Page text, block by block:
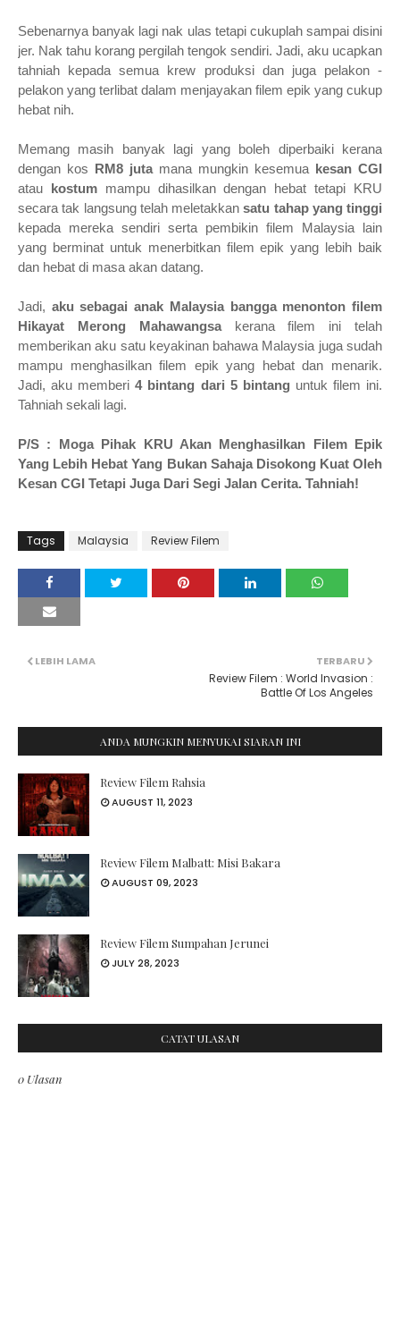
Sebenarnya banyak lagi nak ulas tetapi cukuplah sampai disini
jer. Nak tahu korang pergilah tengok sendiri. Jadi, aku ucapkan
tahniah kepada semua krew produksi dan juga pelakon -
pelakon yang terlibat dalam menjayakan filem epik yang cukup
hebat nih.
Memang masih banyak lagi yang boleh diperbaiki kerana
dengan kos RM8 juta mana mungkin kesemua kesan CGI
atau kostummampu dihasilkan dengan hebat tetapi KRU
secara tak langsung telah meletakkansatu tahap yang tinggi
kepada mereka sendiri serta pembikin filem Malaysia lain
yang berminat untuk menerbitkan filem epik yang lebih baik
dan hebat di masa akan datang.
Jadi, aku sebagai anak Malaysia bangga menonton filem
Hikayat Merong Mahawangsa kerana filem ini telah
memberikan aku satu keyakinan bahawa Malaysia juga sudah
mampu menghasilkan filem epik yang hebat dan menarik.
Jadi, aku memberi4 bintang dari 5 bintang untuk filem ini.
Tahniah sekali lagi.
P/S : Moga Pihak KRU Akan Menghasilkan Filem Epik
Yang Lebih Hebat Yang Bukan Sahaja Disokong Kuat Oleh
Kesan CGI Tetapi Juga Dari Segi Jalan Cerita. Tahniah!
Tags Malaysia Review Filem
TERBARU
Review Filem : World Invasion :
Battle Of Los Angeles
LEBIH LAMA
ANDA MUNGKIN MENYUKAI SIARAN INI
Review Filem Rahsia
AUGUST 11, 2023
Review Filem Malbatt: Misi Bakara
AUGUST 09, 2023
Review Filem Sumpahan Jerunei
JULY 28, 2023
CATAT ULASAN
0 Ulasan